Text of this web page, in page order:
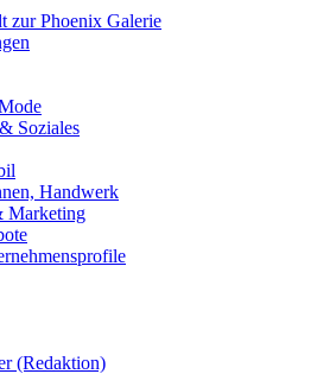
zur Phoenix Galerie
Soziales
Handwerk
Marketing
(Redaktion)